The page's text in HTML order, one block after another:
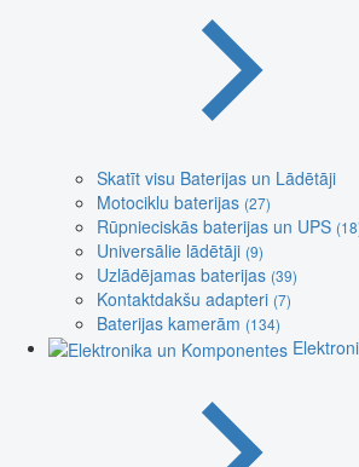
Skatīt visu Baterijas un Lādētāji
Motociklu baterijas (27)
Rūpnieciskās baterijas un UPS
Universālie lādētāji (9)
Uzlādējamas baterijas (39)
Kontaktdakšu adapteri (7)
Baterijas kamerām (134)